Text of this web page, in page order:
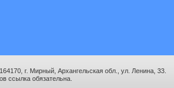
г. Мирный, Архангельская обл., ул. Ленина, 33.
ссылка обязательна.